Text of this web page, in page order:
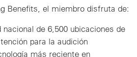
Benefits, el miembro disfruta de:
de 6,500 ubicaciones de
para la audición
más reciente en